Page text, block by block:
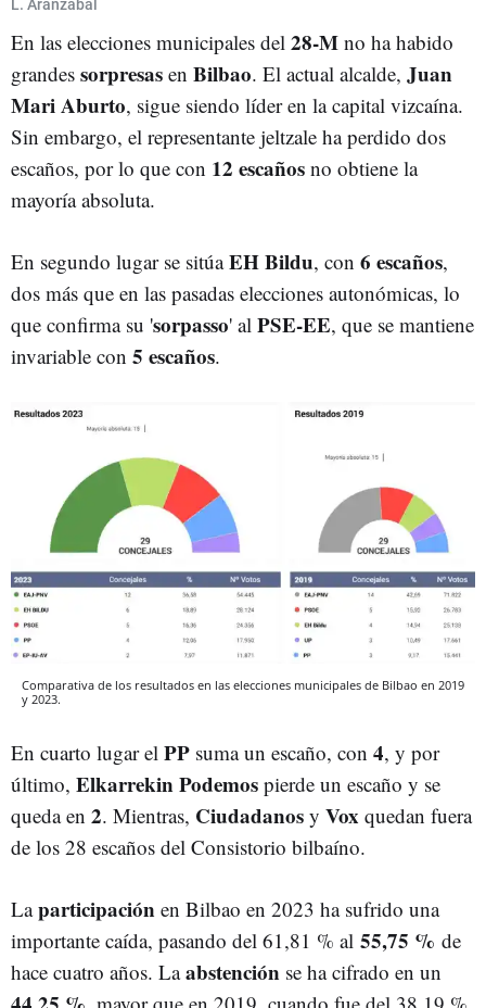
ELECCIONES MUNICIPALES Y FORALES DEL 28 DE MAYO EUSKADI
L. Aranzabal
En las elecciones municipales del 28-M no ha habido
grandes sorpresas en Bilbao. El actual alcalde, Juan
Mari Aburto, sigue siendo líder en la capital vizcaína.
Sin embargo, el representante jeltzale ha perdido dos
escaños, por lo que con 12 escaños no obtiene la
mayoría absoluta.
En segundo lugar se sitúaEH Bildu, con 6 escaños,
dos más que en las pasadas elecciones autonómicas, lo
que confirma su 'sorpasso' al PSE-EE, que se mantiene
invariable con 5 escaños.
Comparativa de los resultados en las elecciones municipales de Bilbao en 2019
y 2023.
En cuarto lugar el PP suma un escaño, con 4, y por
último, ElkarrekinPodemos pierde un escaño y se
queda en 2. Mientras, Ciudadanos y Vox quedan fuera
de los 28 escaños del Consistorio bilbaíno.
Laparticipación en Bilbao en 2023 ha sufrido una
importante caída, pasando del 61,81 % al 55,75 % de
hace cuatro años. Laabstención se ha cifrado en un